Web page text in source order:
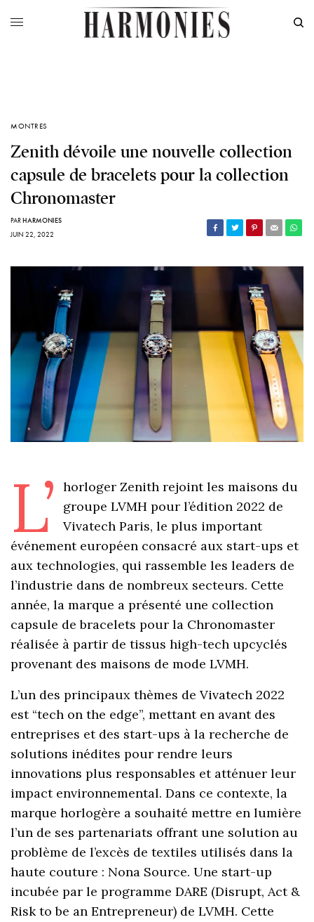
MONTRES
Zenith dévoile une nouvelle collection
capsule de bracelets pour la collection
Chronomaster
PARHARMONIES
JUIN 22, 2022
L’
horloger Zenith rejoint les maisons du
groupe LVMH pour l’édition 2022 de
Vivatech Paris, le plus important
événement européen consacré aux start-ups et
aux technologies, qui rassemble les leaders de
l’industrie dans de nombreux secteurs. Cette
année, la marque a présenté une collection
capsule de bracelets pour la Chronomaster
réalisée à partir de tissus high-tech upcyclés
provenant des maisons de mode LVMH.
L’un des principaux thèmes de Vivatech 2022
est “tech on the edge”, mettant en avant des
entreprises et des start-ups à la recherche de
solutions inédites pour rendre leurs
innovations plus responsables et atténuer leur
impact environnemental. Dans ce contexte, la
marque horlogère a souhaité mettre en lumière
l’un de ses partenariats offrant une solution au
problème de l’excès de textiles utilisés dans la
haute couture : Nona Source. Une start-up
incubée par le programme DARE (Disrupt, Act &
Risk to be an Entrepreneur) de LVMH. Cette